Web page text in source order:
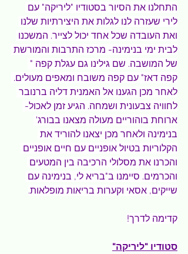
התחלנו את הסיור בסטודיו "ליריקה" עם
לירי שעזרה לנו לגלות את היצירתיות שלנו
ואת העובדה שכל אחד יכול לצייר. המשכנו
לבית ימי בנימינה- מרכז התרבות והמורשת
של המושבה. שם גילינו גם עגלת קפה "
קפה דאז" עם קפה משובח ומאפים מעולים.
לאחר מכן הגענו אל האמנית דליה ברנובר
לחוויה צבעונית ושמחה. הגיע זמן לאכול-
ארוחת בוהוריים מעולה מצאנו בבורג'
בנימינה ולאחר מכן יצאנו להוריד את
הקלוריות בטיול אופניים עם חיים אופניים
והכרנו את מסלולי הרכיבה בין המטעים
והכרמים. סיימנו ב"בריא לי, בנימינה עם
שייקים, אסאי וקערות בריאות מופלאות.
קדימה לדרך!
סטודיו "ליריקה"